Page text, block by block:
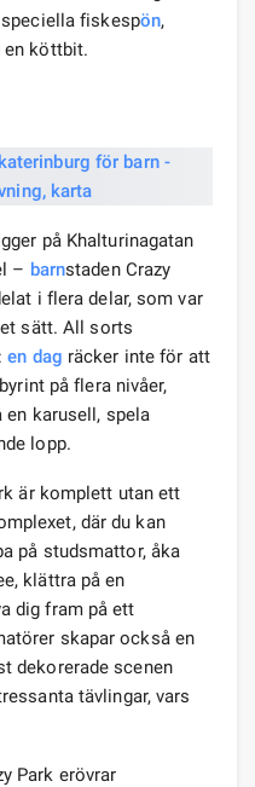
fiskespön,
en köttbit.
på Khalturinagatan
– barnstaden Crazy
i flera delar, som var
sätt. All sorts
en dag räcker inte för att
på flera nivåer,
en karusell, spela
lopp.
är komplett utan ett
där du kan
på studsmattor, åka
klättra på en
dig fram på ett
skapar också en
dekorerade scenen
tävlingar, vars
Park erövrar